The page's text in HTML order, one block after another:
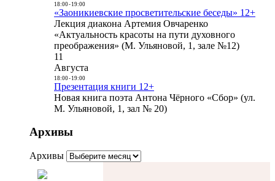
18:00- 19:00
«Заоникиевские просветительские беседы» 12+
Лекция диакона Артемия Овчаренко
«Актуальность красоты на пути духовного
преображения» (М. Ульяновой, 1, зале №12)
11
Августа
18:00- 19:00
Презентация книги 12+
Новая книга поэта Антона Чёрного «Сбор» (ул.
М. Ульяновой, 1, зал № 20)
Архивы
Архивы